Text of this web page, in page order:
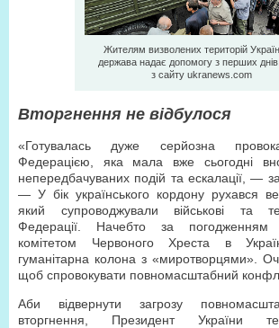
Жителям визволених територій
держава надає допомогу з перших
з сайту ukranews.com
Вторгнення не відбулося
«Готувалась дуже серйозна
Федерацією, яка мала вже сьогодні
непередбачуваних подій та ескалації, —
— У бік українського кордону рухався
який супроводжували військові та
Федерації. Начебто за
комітетом Червоного Хреста в
гуманітарна колона з «миротворцями».
щоб спровокувати повномасштабний
Аби відвернути загрозу
вторгнення, Президент України